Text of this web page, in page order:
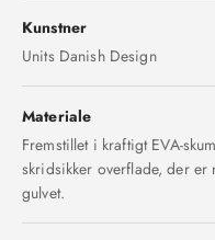
Kunstner
Units Danish Design
Materiale
Fremstillet i kraftigt EVA-
skridsikker overflade, der er
gulvet.